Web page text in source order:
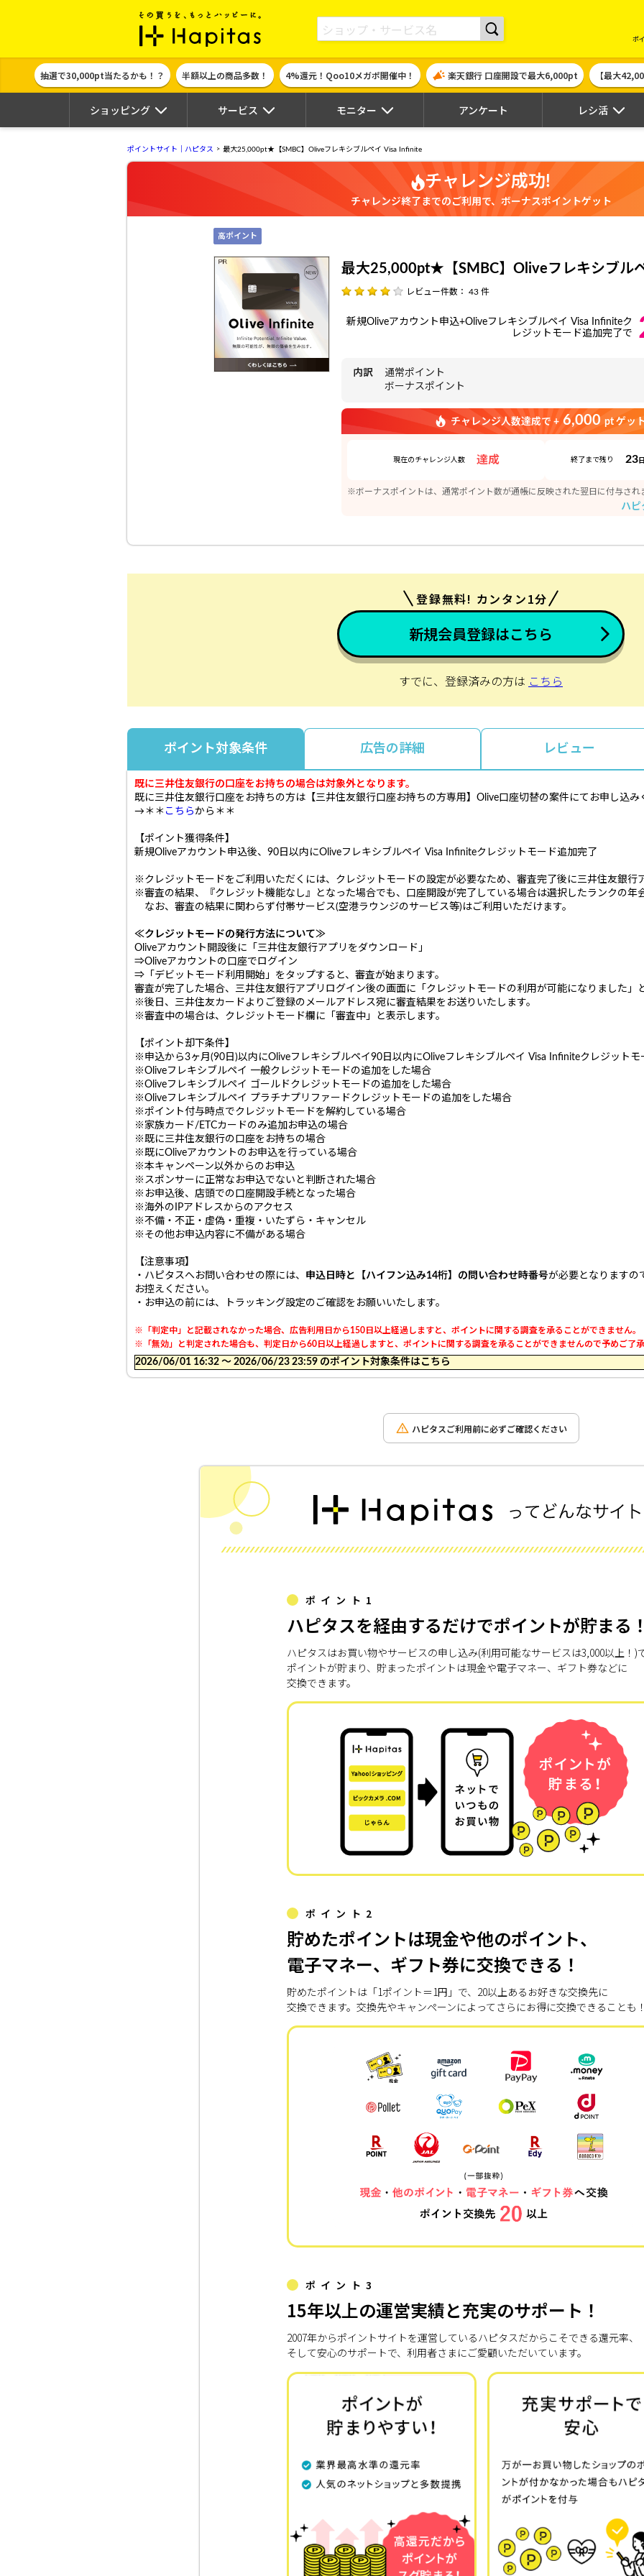
ポイント貯めて現金やギフト券に交換できるポイントサイト | ハピタス
ポ
抽選で30,000pt当たるかも！？ 半額以上の商品多数！ 4%還元！Qoo10メガポ開催中！ 楽天銀行 口座開設で最大6,000pt 【最大
ショッピング サービス モニター アンケート レシ活
ポイントサイト｜ハピタス 最大25,000pt★【SMBC】Oliveフレキシブルペイ Visa Infinite
チャレンジ成功!
チャレンジ終了までのご利用で、ボーナスポイントゲット
高ポイント
最大25,000pt★【SMBC】Oliveフレキシブル
レビュー件数： 43 件
新規Oliveアカウント申込+Oliveフレキシブルペイ Visa Infiniteク
レジットモード追加完了で
内訳
通常ポイント
ボーナスポイント
チャレンジ人数達成で + 6,000 pt ゲッ
現在のチャレンジ人数 達成 終了まで残り 23
※ボーナスポイントは、通常ポイント数が通帳に反映された翌日に付与され
ハ
登録無料! カンタン1分
新規会員登録はこちら
すでに、登録済みの方は こちら
ポイント対象条件 広告の詳細 レビュー
既に三井住友銀行の口座をお持ちの場合は対象外となります。
既に三井住友銀行口座をお持ちの方は【三井住友銀行口座お持ちの方専用】Olive口座切替の案件にてお申し込み
→＊＊ こちらから＊＊
【ポイント獲得条件】
新規Oliveアカウント申込後、90日以内にOliveフレキシブルペイ Visa Infiniteクレジットモード追加完了
※クレジットモードをご利用いただくには、クレジットモードの設定が必要なため、審査完了後に三井住友銀行
※審査の結果、『クレジット機能なし』となった場合でも、口座開設が完了している場合は選択したランクの年
なお、審査の結果に関わらず付帯サービス(空港ラウンジのサービス等)はご利用いただけます。
≪クレジットモードの発行方法について≫
Oliveアカウント開設後に「三井住友銀行アプリをダウンロード」
⇒Oliveアカウントの口座でログイン
⇒「デビットモード利用開始」をタップすると、審査が始まります。
審査が完了した場合、三井住友銀行アプリログイン後の画面に「クレジットモードの利用が可能になりました」
※後日、三井住友カードよりご登録のメールアドレス宛に審査結果をお送りいたします。
※審査中の場合は、クレジットモード欄に「審査中」と表示します。
【ポイント却下条件】
※申込から3ヶ月(90日)以内にOliveフレキシブルペイ90日以内にOliveフレキシブルペイ Visa Infiniteクレジット
※Oliveフレキシブルペイ 一般クレジットモードの追加をした場合
※Oliveフレキシブルペイ ゴールドクレジットモードの追加をした場合
※Oliveフレキシブルペイ プラチナプリファードクレジットモードの追加をした場合
※ポイント付与時点でクレジットモードを解約している場合
※家族カード/ETCカードのみ追加お申込の場合
※既に三井住友銀行の口座をお持ちの場合
※既にOliveアカウントのお申込を行っている場合
※本キャンペーン以外からのお申込
※スポンサーに正常なお申込でないと判断された場合
※お申込後、店頭での口座開設手続となった場合
※海外のIPアドレスからのアクセス
※不備・不正・虚偽・重複・いたずら・キャンセル
※その他お申込内容に不備がある場合
【注意事項】
・ハピタスへお問い合わせの際には、 申込日時と 【ハイフン込み14桁】の問い合わせ時番号が必要となりますの
お控えください。
・お申込の前には、トラッキング設定のご確認をお願いいたします。
※「判定中」と記載されなかった場合、広告利用日から150日以上経過しますと、ポイントに関する調査を承ることができません。
※「無効」と判定された場合も、判定日から60日以上経過しますと、ポイントに関する調査を承ることができませんので予めご了
2026/06/01 16:32 〜 2026/06/23 23:59 のポイント対象条件はこちら
ハピタスご利用前に必ずご確認ください
ポイント1
ハピタスを経由するだけでポイントが貯まる
ハピタスはお買い物やサービスの申し込み(利用可能なサービスは3,000以上！)
ポイントが貯まり、貯まったポイントは現金や電子マネー、ギフト券などに
交換できます。
ポイント2
貯めたポイントは現金や他のポイント、
電子マネー、ギフト券に交換できる！
貯めたポイントは「1ポイント＝1円」で、20以上あるお好きな交換先に
交換できます。交換先やキャンペーンによってさらにお得に交換できることも
ポイント3
15年以上の運営実績と充実のサポート！
2007年からポイントサイトを運営しているハピタスだからこそできる還元率、
そして安心のサポートで、利用者さまにご愛顧いただいています。